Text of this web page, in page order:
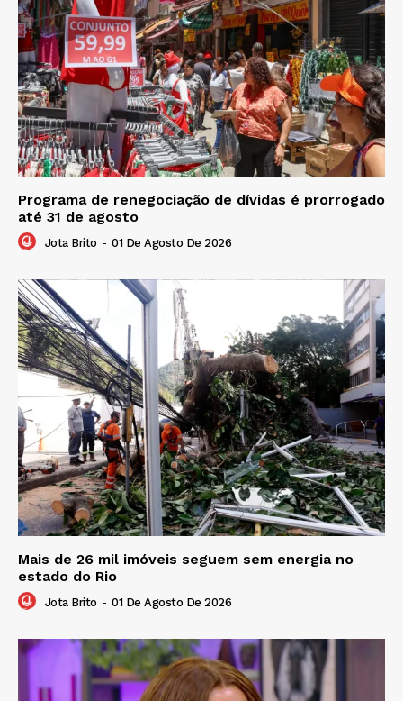
Programa de renegociação de dívidas é prorrogado
até 31 de agosto
Jota Brito - 01 De Agosto De 2026
Mais de 26 mil imóveis seguem sem energia no
estado do Rio
Jota Brito - 01 De Agosto De 2026